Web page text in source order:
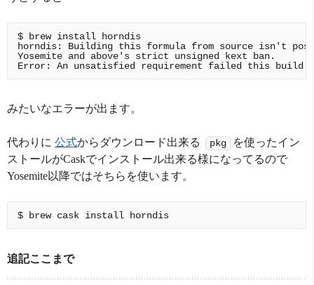
$ brew install horndis
horndis: Building this formula from source isn't
Yosemite and above's strict unsigned kext ban.
みたいなエラーが出ます。
代わりに 公式からダウンロード出来る pkg
を使ったイン
ストールがCaskでインストール出来る様になってるので
Yosemite以降ではそちらを使います。
追記ここまで